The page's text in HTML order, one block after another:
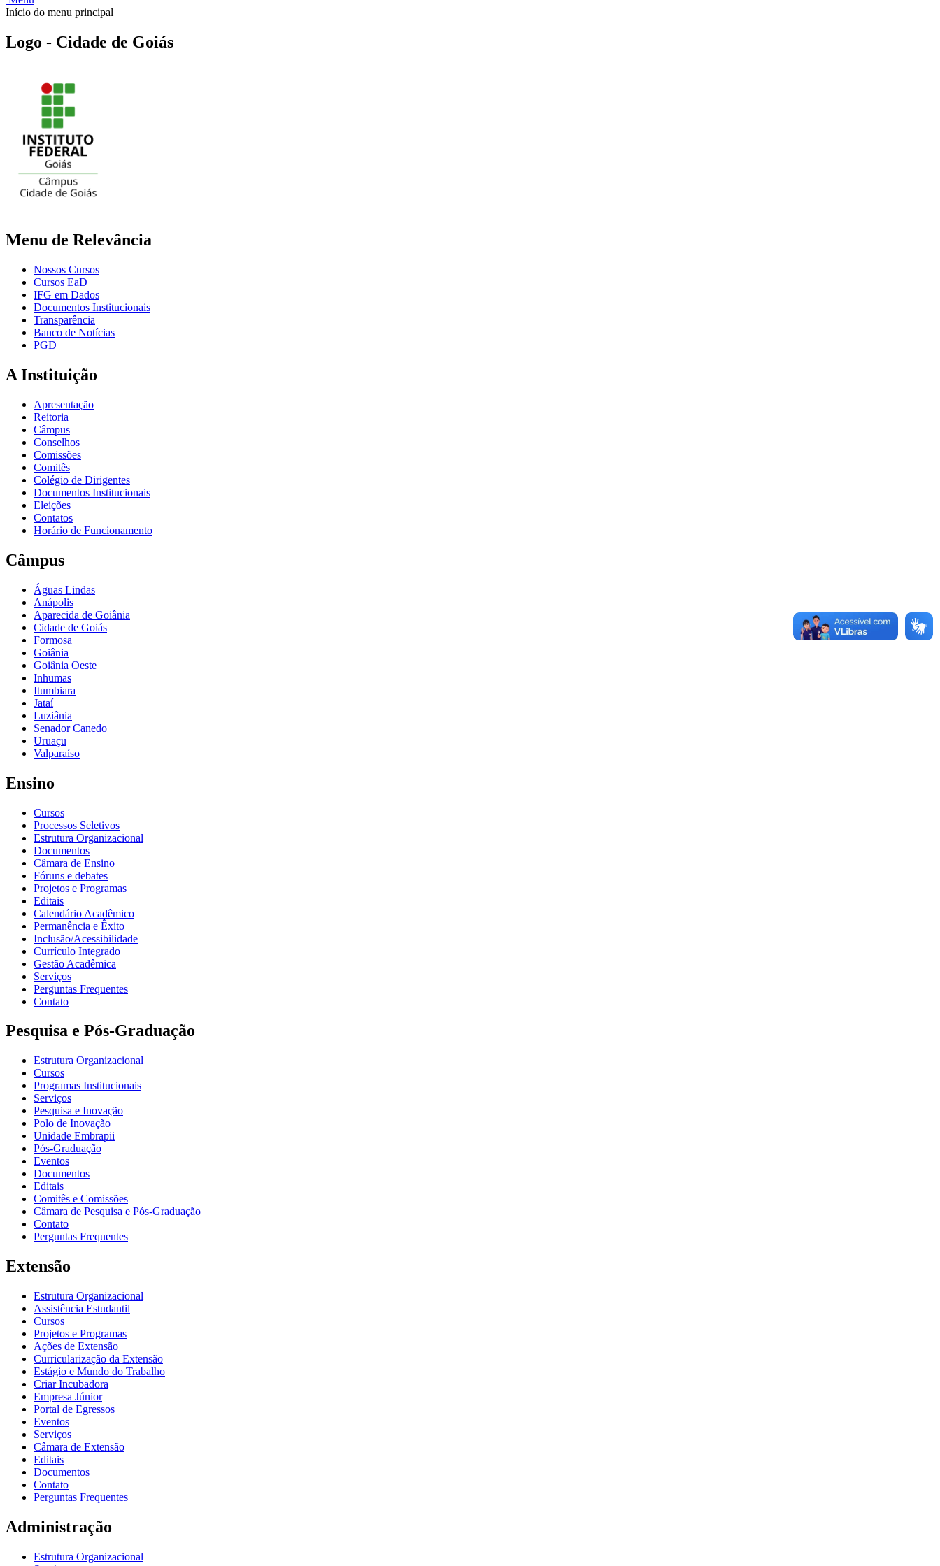
Início do menu principal
Logo - Cidade de Goiás
Menu de Relevância
Nossos Cursos
Cursos EaD
IFG em Dados
Documentos Institucionais
Transparência
Banco de Notícias
PGD
A Instituição
Apresentação
Reitoria
Câmpus
Conselhos
Comissões
Comitês
Colégio de Dirigentes
Documentos Institucionais
Eleições
Contatos
Horário de Funcionamento
Câmpus
Águas Lindas
Anápolis
Aparecida de Goiânia
Cidade de Goiás
Formosa
Goiânia
Goiânia Oeste
Inhumas
Itumbiara
Jataí
Luziânia
Senador Canedo
Uruaçu
Valparaíso
Ensino
Cursos
Processos Seletivos
Estrutura Organizacional
Documentos
Câmara de Ensino
Fóruns e debates
Projetos e Programas
Editais
Calendário Acadêmico
Permanência e Êxito
Inclusão/Acessibilidade
Currículo Integrado
Gestão Acadêmica
Serviços
Perguntas Frequentes
Contato
Pesquisa e Pós-Graduação
Estrutura Organizacional
Cursos
Programas Institucionais
Serviços
Pesquisa e Inovação
Polo de Inovação
Unidade Embrapii
Pós-Graduação
Eventos
Documentos
Editais
Comitês e Comissões
Câmara de Pesquisa e Pós-Graduação
Contato
Perguntas Frequentes
Extensão
Estrutura Organizacional
Assistência Estudantil
Cursos
Projetos e Programas
Ações de Extensão
Curricularização da Extensão
Estágio e Mundo do Trabalho
Criar Incubadora
Empresa Júnior
Portal de Egressos
Eventos
Serviços
Câmara de Extensão
Editais
Documentos
Contato
Perguntas Frequentes
Administração
Estrutura Organizacional